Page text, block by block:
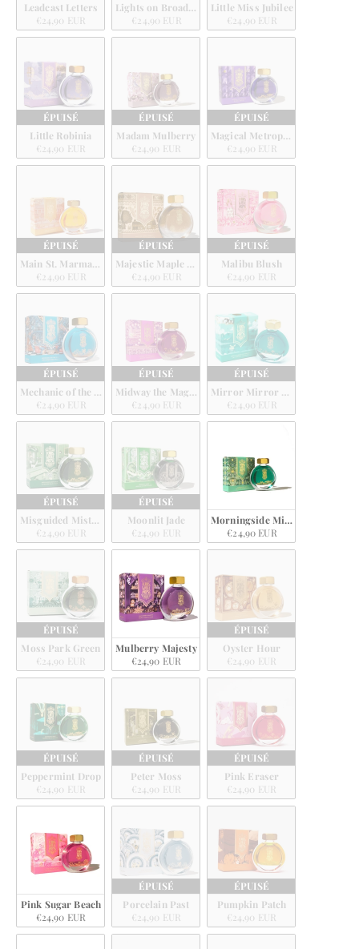
Leadcast Letters
€24,90 EUR
Lights on Broadway
€24,90 EUR
Little Miss Jubilee
€24,90 EUR
ÉPUISÉ
Little Robinia
€24,90 EUR
ÉPUISÉ
Madam Mulberry
€24,90 EUR
ÉPUISÉ
Magical Metropolis
€24,90 EUR
ÉPUISÉ
Main St. Marmalade
€24,90 EUR
ÉPUISÉ
Majestic Maple Syrup
€24,90 EUR
ÉPUISÉ
Malibu Blush
€24,90 EUR
ÉPUISÉ
Mechanic of the Stars
€24,90 EUR
ÉPUISÉ
Midway the Magnificent
€24,90 EUR
ÉPUISÉ
Mirror Mirror of Moraine
€24,90 EUR
ÉPUISÉ
Misguided Mistletoe
€24,90 EUR
ÉPUISÉ
Moonlit Jade
€24,90 EUR
Morningside Mint
€24,90 EUR
ÉPUISÉ
Moss Park Green
€24,90 EUR
Mulberry Majesty
€24,90 EUR
ÉPUISÉ
Oyster Hour
€24,90 EUR
ÉPUISÉ
Peppermint Drop
€24,90 EUR
ÉPUISÉ
Peter Moss
€24,90 EUR
ÉPUISÉ
Pink Eraser
€24,90 EUR
Pink Sugar Beach
€24,90 EUR
ÉPUISÉ
Porcelain Past
€24,90 EUR
ÉPUISÉ
Pumpkin Patch
€24,90 EUR